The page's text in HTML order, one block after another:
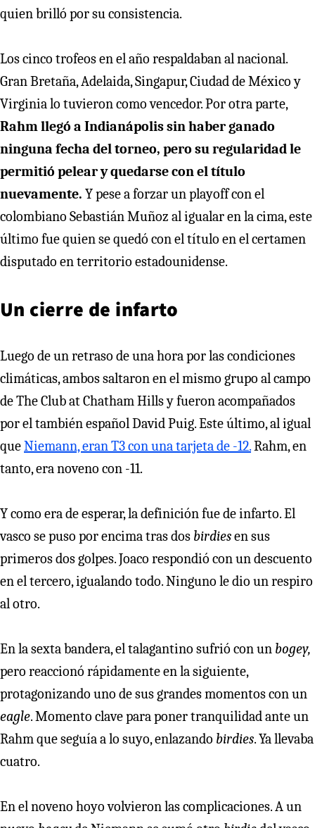
quien brilló por su consistencia.
Los cinco trofeos en el año respaldaban al nacional.
Gran Bretaña, Adelaida, Singapur, Ciudad de México y
Virginia lo tuvieron como vencedor. Por otra parte,
Rahm llegó a Indianápolis sin haber ganado
ninguna fecha del torneo, pero su regularidad le
permitió pelear y quedarse con el título
nuevamente. Y pese a forzar un playoff con el
colombiano Sebastián Muñoz al igualar en la cima, este
último fue quien se quedó con el título en el certamen
disputado en territorio estadounidense.
Un cierre de infarto
Luego de un retraso de una hora por las condiciones
climáticas, ambos saltaron en el mismo grupo al campo
de The Club at Chatham Hills y fueron acompañados
por el también español David Puig. Este último, al igual
queNiemann, eran T3 con una tarjeta de -12.Rahm, en
tanto, era noveno con -11.
Y como era de esperar, la definición fue de infarto. El
vasco se puso por encima tras dos birdiesen sus
primeros dos golpes. Joaco respondió con un descuento
en el tercero, igualando todo. Ninguno le dio un respiro
al otro.
En la sexta bandera, el talagantino sufrió con un bogey,
pero reaccionó rápidamente en la siguiente,
protagonizando uno de sus grandes momentos con un
eagle. Momento clave para poner tranquilidad ante un
Rahm que seguía a lo suyo, enlazando birdies. Ya llevaba
cuatro.
En el noveno hoyo volvieron las complicaciones. A un